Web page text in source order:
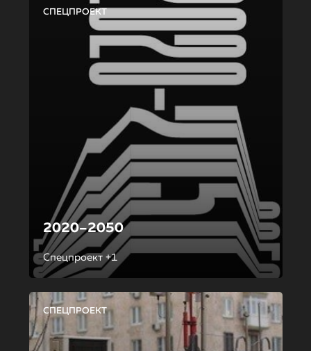
СПЕЦПРОЕКТ
2020–2050
Спецпроект +1
СПЕЦПРОЕКТ